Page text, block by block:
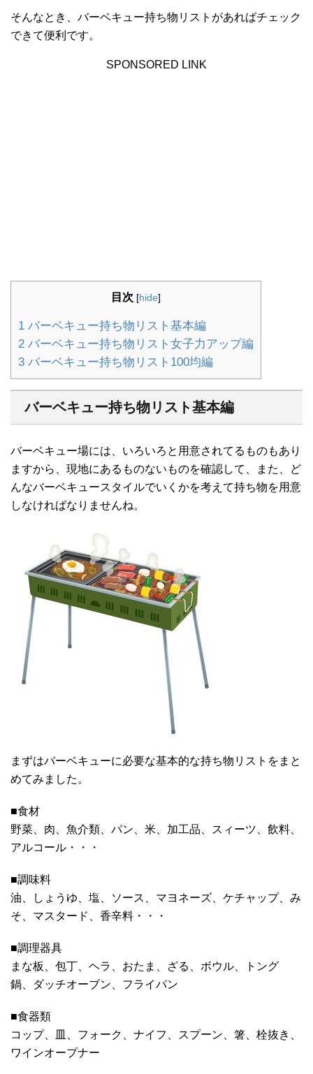
そんなとき、バーベキュー持ち物リストがあればチェック
できて便利です。
SPONSORED LINK
目次 [hide]
1 バーベキュー持ち物リスト基本編
2 バーベキュー持ち物リスト女子力アップ編
3 バーベキュー持ち物リスト100均編
バーベキュー持ち物リスト基本編
バーベキュー場には、いろいろと用意されてるものもあり
ますから、現地にあるものないものを確認して、また、ど
んなバーベキュースタイルでいくかを考えて持ち物を用意
しなければなりませんね。
まずはバーベキューに必要な基本的な持ち物リストをまと
めてみました。
■食材
野菜、肉、魚介類、パン、米、加工品、スィーツ、飲料、
アルコール・・・
■調味料
油、しょうゆ、塩、ソース、マヨネーズ、ケチャップ、み
そ、マスタード、香辛料・・・
■調理器具
まな板、包丁、ヘラ、おたま、ざる、ボウル、トング
鍋、ダッチオーブン、フライパン
■食器類
コップ、皿、フォーク、ナイフ、スプーン、箸、栓抜き、
ワインオープナー